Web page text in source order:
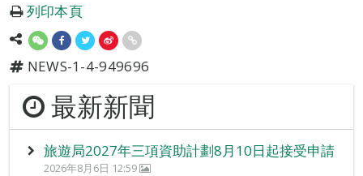
列印本頁
NEWS-1-4-949696
最新新聞
旅遊局2027年三項資助計劃8月10日起接受申請
2026年8月6日 12:59